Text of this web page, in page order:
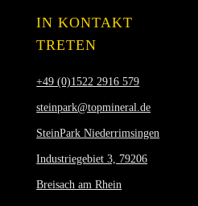
IN KONTAKT
TRETEN
+49 (0)1522 2916 579
steinpark@topmineral.de
SteinPark Niederrimsingen
Industriegebiet 3, 79206
Breisach am Rhein